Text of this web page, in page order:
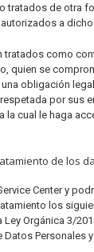
tratados de otra
a
tratados como
quien se
obligación
por sus
la cual le haga
de los
Center y
los
Ley Orgánica 3/
Personales